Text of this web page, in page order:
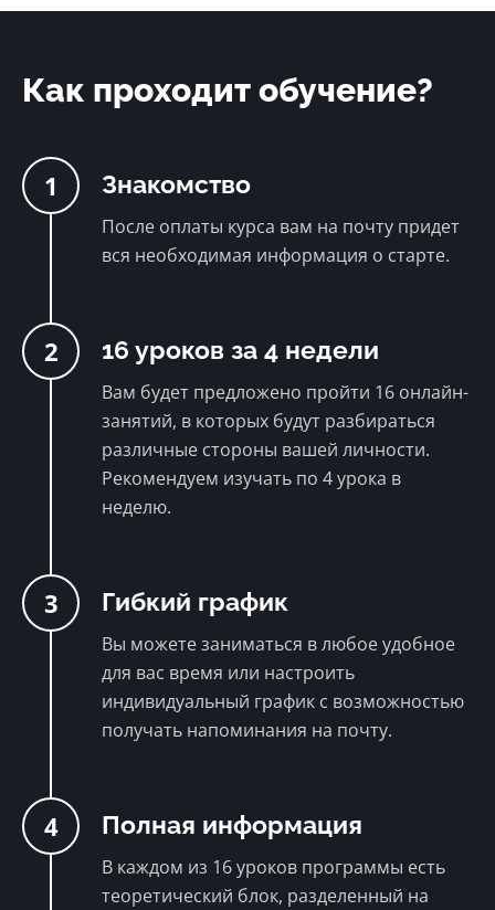
Как проходит обучение?
1 Знакомство
После оплаты курса вам на почту придет
вся необходимая информация о старте.
2 16 уроков за 4 недели
Вам будет предложено пройти 16 онлайн-
занятий, в которых будут разбираться
различные стороны вашей личности.
Рекомендуем изучать по 4 урока в
неделю.
3 Гибкий график
Вы можете заниматься в любое удобное
для вас время или настроить
индивидуальный график с возможностью
получать напоминания на почту.
4 Полная информация
В каждом из 16 уроков программы есть
теоретический блок, разделенный на